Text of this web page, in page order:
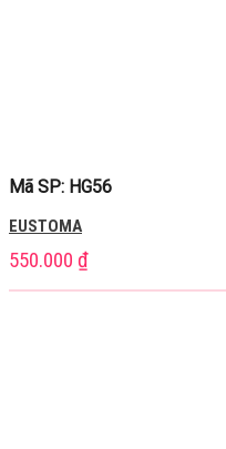
Mã SP: HG56
EUSTOMA
550.000 ₫